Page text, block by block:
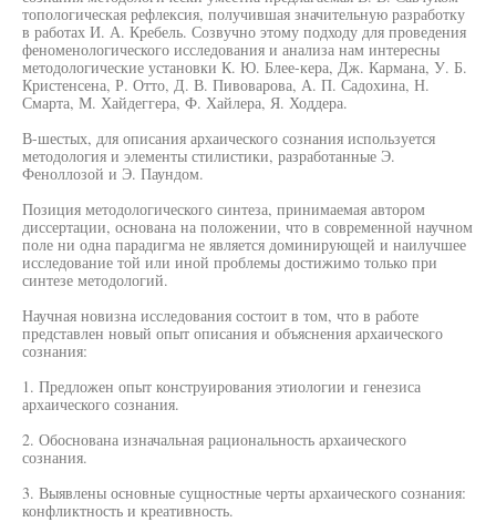
топологическая рефлексия, получившая значительную разработку
в работах И. А. Кребель. Созвучно этому подходу для проведения
феноменологического исследования и анализа нам интересны
методологические установки К. Ю. Блее-кера, Дж. Кармана, У. Б.
Кристенсена, Р. Отто, Д. В. Пивоварова, А. П. Садохина, Н.
Смарта, М. Хайдеггера, Ф. Хайлера, Я. Ходдера.
В-шестых, для описания архаического сознания используется
методология и элементы стилистики, разработанные Э.
Феноллозой и Э. Паундом.
Позиция методологического синтеза, принимаемая автором
диссертации, основана на положении, что в современной научном
поле ни одна парадигма не является доминирующей и наилучшее
исследование той или иной проблемы достижимо только при
синтезе методологий.
Научная новизна исследования состоит в том, что в работе
представлен новый опыт описания и объяснения архаического
сознания:
1. Предложен опыт конструирования этиологии и генезиса
архаического сознания.
2. Обоснована изначальная рациональность архаического
сознания.
3. Выявлены основные сущностные черты архаического сознания:
конфликтность и креативность.